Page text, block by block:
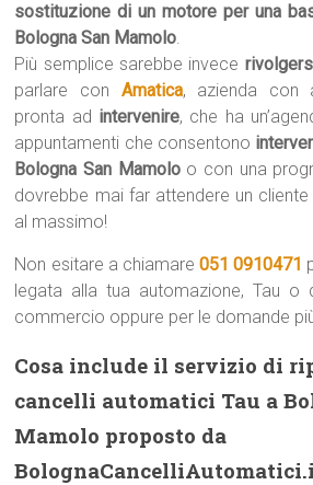
sostituzione di un motore per una
Bologna San Mamolo.
Più semplice sarebbe invece
parlare con Amatica, azienda con
pronta ad intervenire, che ha
appuntamenti che consentono
Bologna San Mamolo o con una
dovrebbe mai far attendere un
al massimo!
Non esitare a chiamare 051 0910471
legata alla tua automazione, Tau o
commercio oppure per le domande
Cosa include il servizio di
cancelli automatici Tau a
Mamolo proposto da